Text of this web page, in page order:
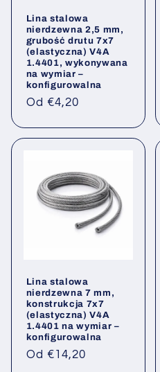
Lina stalowa
nierdzewna 2,5 mm,
grubość drutu 7x7
(elastyczna) V4A
1.4401, wykonywana
na wymiar –
konfigurowalna
Cena
Od €4,20
Lina stalowa
nierdzewna 7 mm,
konstrukcja 7x7
(elastyczna) V4A
1.4401 na wymiar –
konfigurowalna
Cena
Od €14,20